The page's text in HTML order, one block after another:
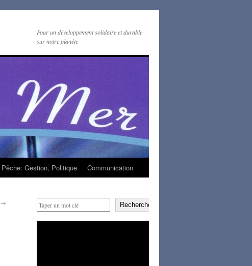
Pour un développement solidaire et durable
sur notre planète
Pêche: Gestion, Politique Communication
→ Rechercher